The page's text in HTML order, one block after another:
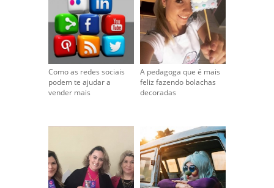
Como as redes sociais
podem te ajudar a
vender mais
A pedagoga que é mais
feliz fazendo bolachas
decoradas